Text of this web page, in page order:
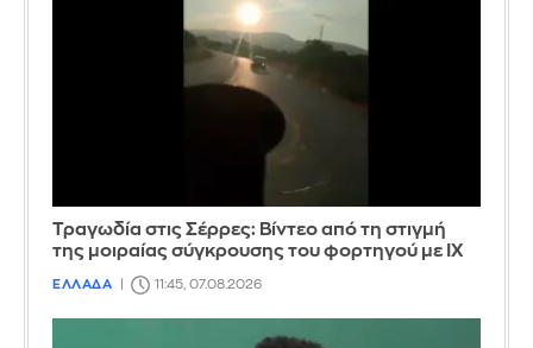
Τραγωδία στις Σέρρες: Βίντεο από τη στιγμή
της μοιραίας σύγκρουσης του φορτηγού με ΙΧ
ΕΛΛΑΔΑ 11:45, 07.08.2026